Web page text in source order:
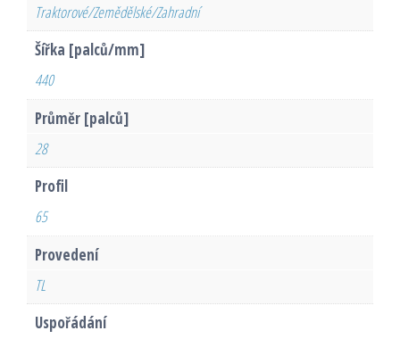
Traktorové/Zemědělské/Zahradní
Šířka [palců/mm]
440
Průměr [palců]
28
Profil
65
Provedení
TL
Uspořádání